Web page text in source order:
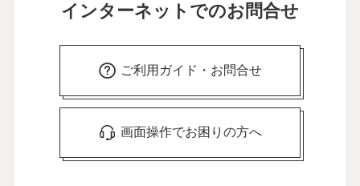
インターネットでのお問合せ
ご利用ガイド・お問合せ
画面操作でお困りの方へ